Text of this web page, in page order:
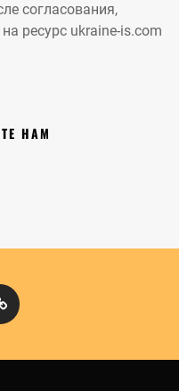
согласования,
ресурс ukraine-is.com
НАМ